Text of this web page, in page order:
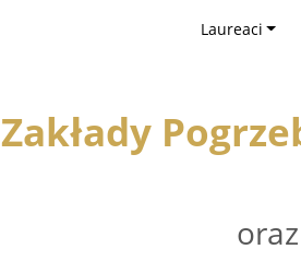
Laureaci
Zakłady